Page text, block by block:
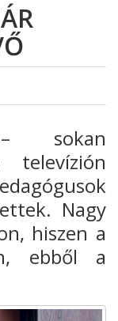
sokan
televízión
Nagy
hiszen a
ebből a